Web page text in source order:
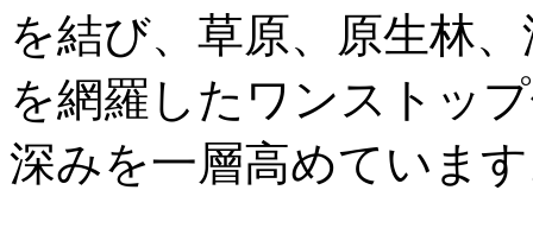
を結び、草原、原生林
を網羅したワンストッ
深みを一層高めていま